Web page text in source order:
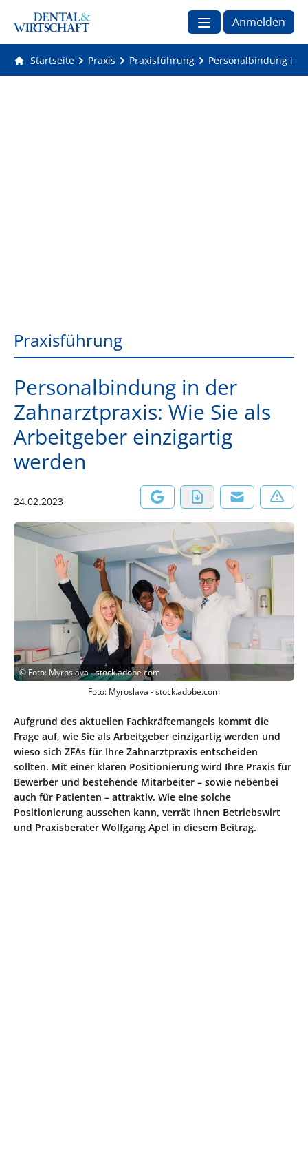
Anmelden
Startseite Praxis Praxisführung Personalbindung in
Praxisführung
Personalbindung in der
Zahnarztpraxis: Wie Sie als
Arbeitgeber einzigartig
werden
24.02.2023
© Foto: Myroslava - stock.adobe.com
Foto: Myroslava - stock.adobe.com
Aufgrund des aktuellen Fachkräftemangels kommt die
Frage auf, wie Sie als Arbeitgeber einzigartig werden und
wieso sich ZFAs für Ihre Zahnarztpraxis entscheiden
sollten. Mit einer klaren Positionierung wird Ihre Praxis für
Bewerber und bestehende Mitarbeiter – sowie nebenbei
auch für Patienten – attraktiv. Wie eine solche
Positionierung aussehen kann, verrät Ihnen Betriebswirt
und Praxisberater Wolfgang Apel in diesem Beitrag.